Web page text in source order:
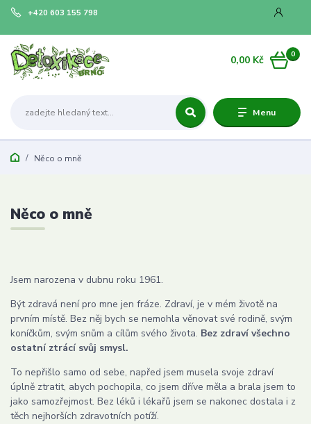
Menu
+420 603 155 798
0
0,00 Kč
Něco o mně
Něco o mně
Jsem narozena v dubnu roku 1961.
Být zdravá není pro mne jen fráze. Zdraví, je v mém životě na
prvním místě. Bez něj bych se nemohla věnovat své rodině, svým
koníčkům, svým snům a cílům svého života. Bez zdraví všechno
ostatní ztrácí svůj smysl.
To nepřišlo samo od sebe, napřed jsem musela svoje zdraví
úplně ztratit, abych pochopila, co jsem dříve měla a brala jsem to
jako samozřejmost. Bez léků i lékařů jsem se nakonec dostala i z
těch nejhorších zdravotních potíží.